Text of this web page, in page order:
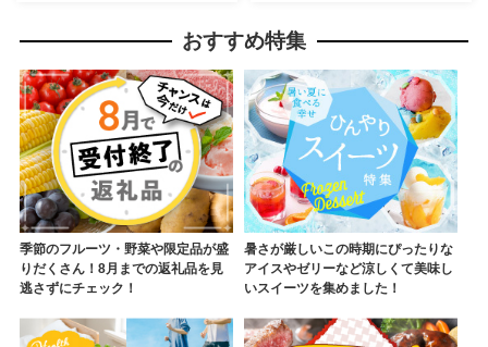
おすすめ特集
季節のフルーツ・野菜や限定品が盛
りだくさん！8月までの返礼品を見
逃さずにチェック！
暑さが厳しいこの時期にぴったりな
アイスやゼリーなど涼しくて美味し
いスイーツを集めました！